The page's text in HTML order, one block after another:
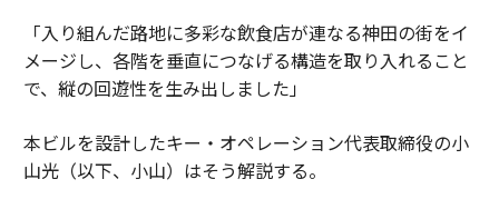
「入り組んだ路地に多彩な飲食店が連なる神田の街をイ
メージし、各階を垂直につなげる構造を取り入れること
で、縦の回遊性を生み出しました」
本ビルを設計したキー・オペレーション代表取締役の小
山光（以下、小山）はそう解説する。